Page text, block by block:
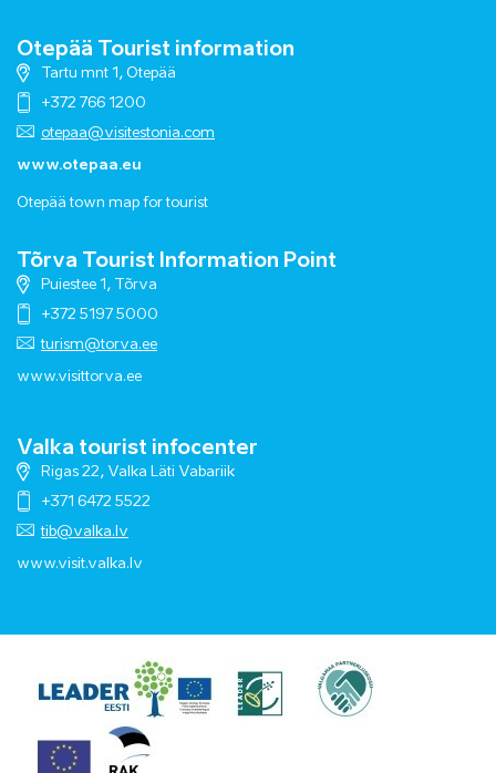
Otepää Tourist information
Tartu mnt 1, Otepää
+372 766 1200
otepaa@visitestonia.com
www.otepaa.eu
Otepää town map for tourist
Tõrva Tourist Information Point
Puiestee 1, Tõrva
+372 5197 5000
turism@torva.ee
www.visittorva.ee
Valka tourist infocenter
Rigas 22, Valka Läti Vabariik
+371 6472 5522
tib@valka.lv
www.visit.valka.lv